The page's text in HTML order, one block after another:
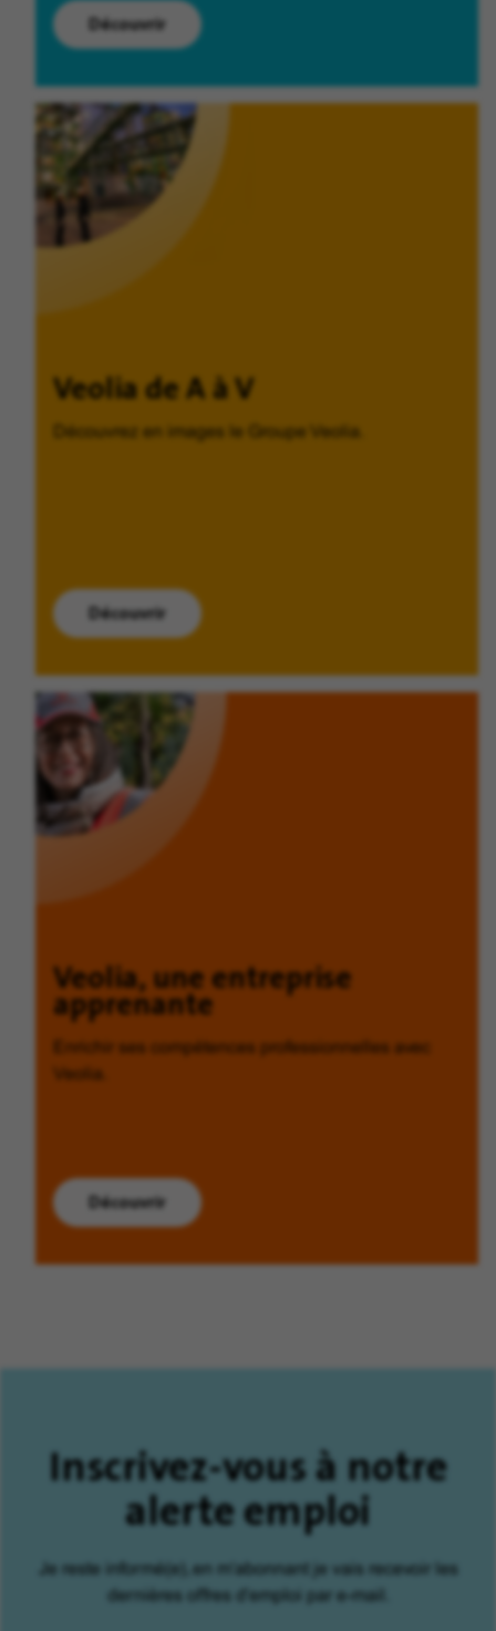
Découvrir
Veolia de A à V
Découvrez en images le Groupe Veolia.
Découvrir
Veolia, une entreprise
apprenante
Enrichir ses compétences professionnelles avec
Veolia.
Découvrir
Inscrivez-vous à notre
alerte emploi
Je reste informé(e), en m'abonnant je vais recevoir les
dernières offres d'emploi par e-mail.